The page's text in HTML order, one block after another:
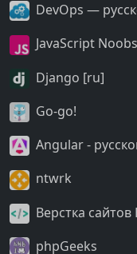
DevOps —
JavaScript
Django [ru]
Go-go!
Angular -
ntwrk
Верстка сайтов
phpGeeks